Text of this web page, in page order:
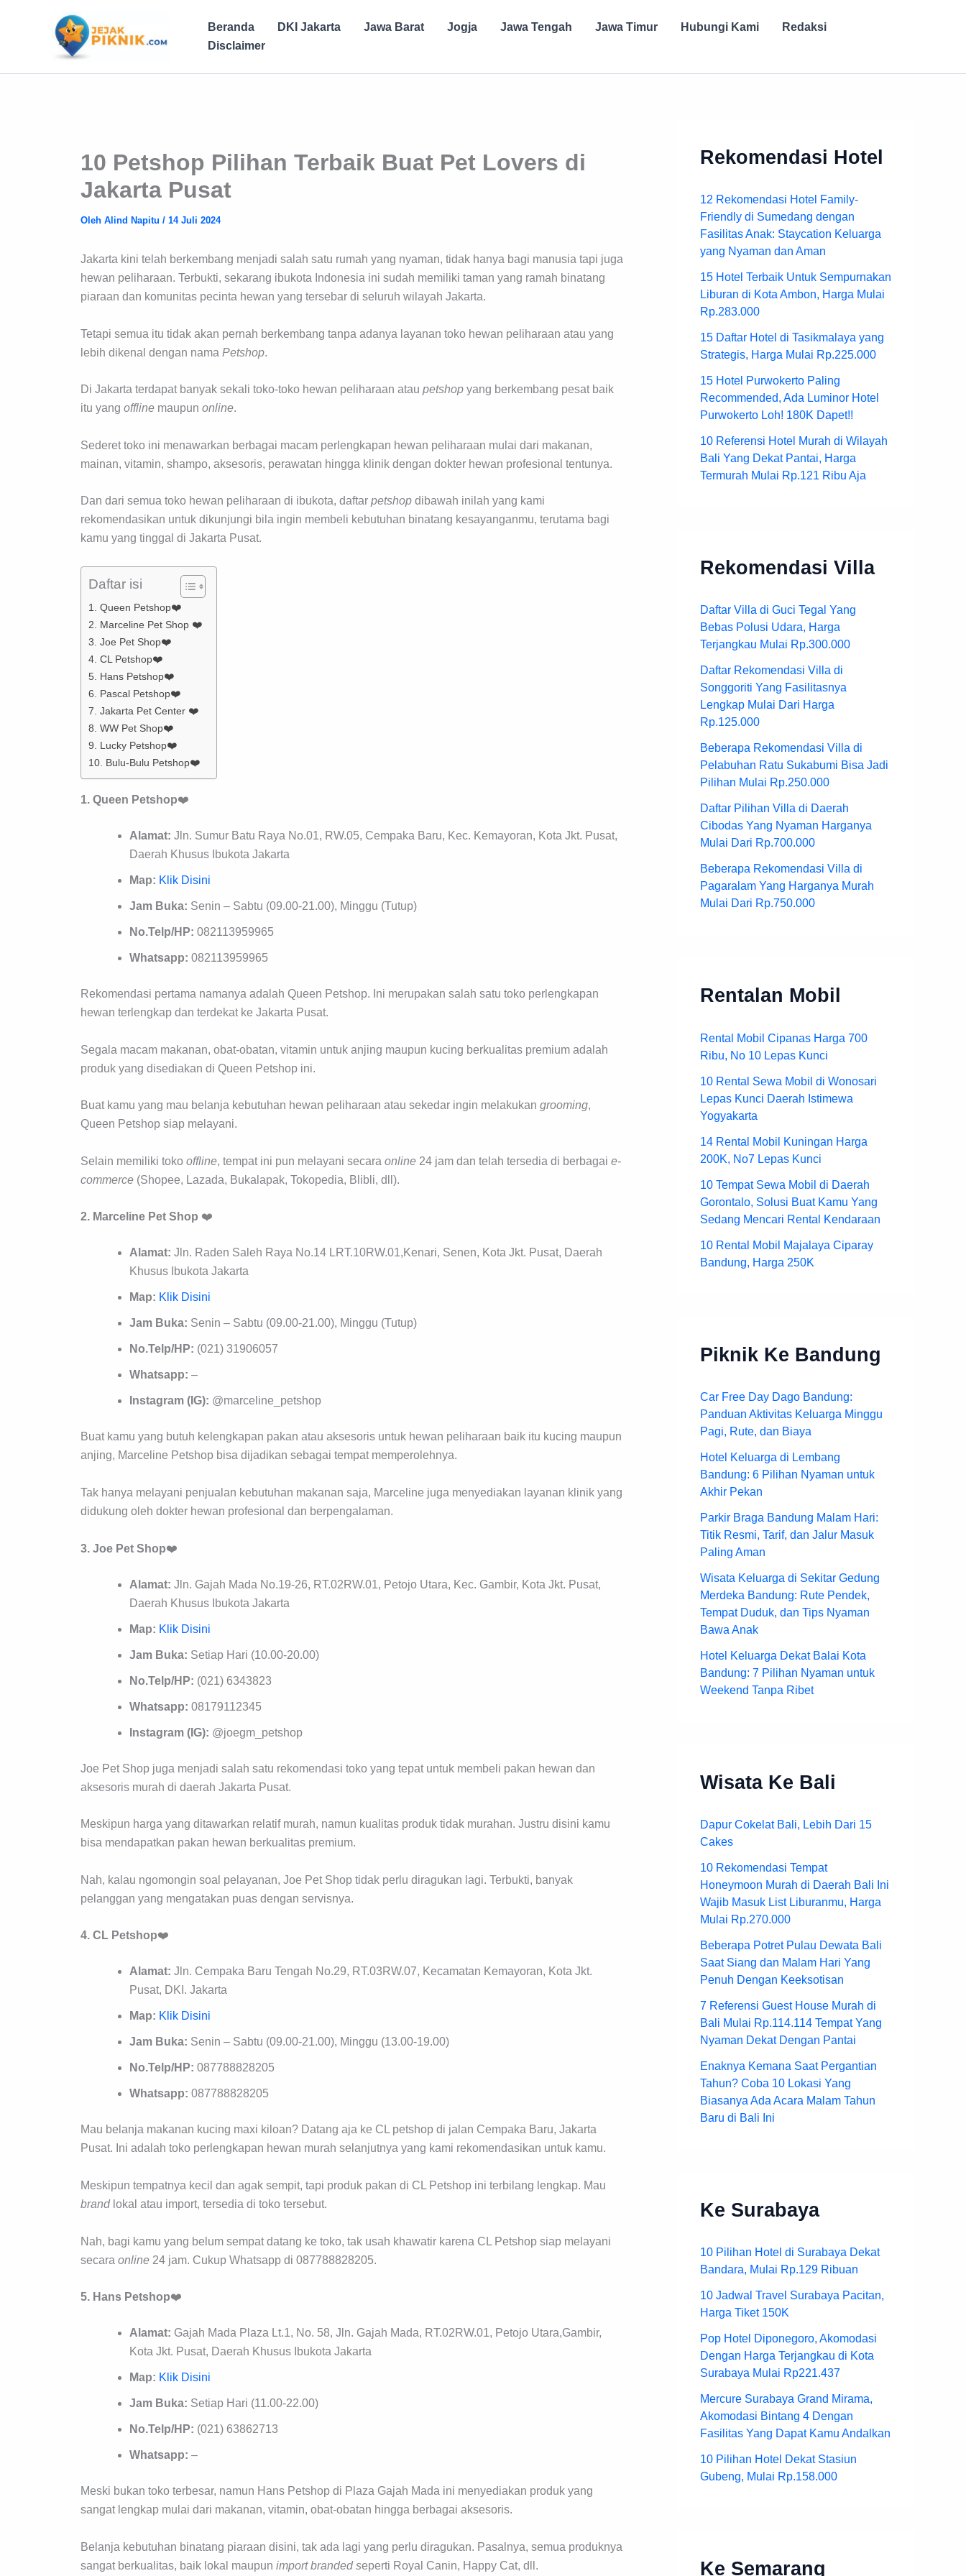
Beranda DKI Jakarta Jawa Barat Jogja Jawa Tengah Jawa Timur Hubungi Kami
Redaksi
Disclaimer
10 Petshop Pilihan Terbaik Buat Pet Lovers di
Jakarta Pusat
Oleh Alind Napitu / 14 Juli 2024
Jakarta kini telah berkembang menjadi salah satu rumah yang nyaman, tidak hanya bagi manusia tapi juga
hewan peliharaan. Terbukti, sekarang ibukota Indonesia ini sudah memiliki taman yang ramah binatang
piaraan dan komunitas pecinta hewan yang tersebar di seluruh wilayah Jakarta.
Tetapi semua itu tidak akan pernah berkembang tanpa adanya layanan toko hewan peliharaan atau yang
lebih dikenal dengan nama Petshop.
Di Jakarta terdapat banyak sekali toko-toko hewan peliharaan atau petshop yang berkembang pesat baik
itu yang offline maupun online.
Sederet toko ini menawarkan berbagai macam perlengkapan hewan peliharaan mulai dari makanan,
mainan, vitamin, shampo, aksesoris, perawatan hingga klinik dengan dokter hewan profesional tentunya.
Dan dari semua toko hewan peliharaan di ibukota, daftar petshop dibawah inilah yang kami
rekomendasikan untuk dikunjungi bila ingin membeli kebutuhan binatang kesayanganmu, terutama bagi
kamu yang tinggal di Jakarta Pusat.
Daftar isi
1. Queen Petshop❤️
2. Marceline Pet Shop ❤️
3. Joe Pet Shop❤️
4. CL Petshop❤️
5. Hans Petshop❤️
6. Pascal Petshop❤️
7. Jakarta Pet Center ❤️
8. WW Pet Shop❤️
9. Lucky Petshop❤️
10. Bulu-Bulu Petshop❤️
1. Queen Petshop❤️
Alamat: Jln. Sumur Batu Raya No.01, RW.05, Cempaka Baru, Kec. Kemayoran, Kota Jkt. Pusat,
Daerah Khusus Ibukota Jakarta
Map: Klik Disini
Jam Buka: Senin – Sabtu (09.00-21.00), Minggu (Tutup)
No.Telp/HP: 082113959965
Whatsapp: 082113959965
Rekomendasi pertama namanya adalah Queen Petshop. Ini merupakan salah satu toko perlengkapan
hewan terlengkap dan terdekat ke Jakarta Pusat.
Segala macam makanan, obat-obatan, vitamin untuk anjing maupun kucing berkualitas premium adalah
produk yang disediakan di Queen Petshop ini.
Buat kamu yang mau belanja kebutuhan hewan peliharaan atau sekedar ingin melakukan grooming,
Queen Petshop siap melayani.
Selain memiliki toko offline, tempat ini pun melayani secara online 24 jam dan telah tersedia di berbagai e-
commerce (Shopee, Lazada, Bukalapak, Tokopedia, Blibli, dll).
2. Marceline Pet Shop ❤️
Alamat: Jln. Raden Saleh Raya No.14 LRT.10RW.01,Kenari, Senen, Kota Jkt. Pusat, Daerah
Khusus Ibukota Jakarta
Map: Klik Disini
Jam Buka: Senin – Sabtu (09.00-21.00), Minggu (Tutup)
No.Telp/HP: (021) 31906057
Whatsapp: –
Instagram (IG): @marceline_petshop
Buat kamu yang butuh kelengkapan pakan atau aksesoris untuk hewan peliharaan baik itu kucing maupun
anjing, Marceline Petshop bisa dijadikan sebagai tempat memperolehnya.
Tak hanya melayani penjualan kebutuhan makanan saja, Marceline juga menyediakan layanan klinik yang
didukung oleh dokter hewan profesional dan berpengalaman.
3. Joe Pet Shop❤️
Alamat: Jln. Gajah Mada No.19-26, RT.02RW.01, Petojo Utara, Kec. Gambir, Kota Jkt. Pusat,
Daerah Khusus Ibukota Jakarta
Map: Klik Disini
Jam Buka: Setiap Hari (10.00-20.00)
No.Telp/HP: (021) 6343823
Whatsapp: 08179112345
Instagram (IG): @joegm_petshop
Joe Pet Shop juga menjadi salah satu rekomendasi toko yang tepat untuk membeli pakan hewan dan
aksesoris murah di daerah Jakarta Pusat.
Meskipun harga yang ditawarkan relatif murah, namun kualitas produk tidak murahan. Justru disini kamu
bisa mendapatkan pakan hewan berkualitas premium.
Nah, kalau ngomongin soal pelayanan, Joe Pet Shop tidak perlu diragukan lagi. Terbukti, banyak
pelanggan yang mengatakan puas dengan servisnya.
4. CL Petshop❤️
Alamat: Jln. Cempaka Baru Tengah No.29, RT.03RW.07, Kecamatan Kemayoran, Kota Jkt.
Pusat, DKI. Jakarta
Map: Klik Disini
Jam Buka: Senin – Sabtu (09.00-21.00), Minggu (13.00-19.00)
No.Telp/HP: 087788828205
Whatsapp: 087788828205
Mau belanja makanan kucing maxi kiloan? Datang aja ke CL petshop di jalan Cempaka Baru, Jakarta
Pusat. Ini adalah toko perlengkapan hewan murah selanjutnya yang kami rekomendasikan untuk kamu.
Meskipun tempatnya kecil dan agak sempit, tapi produk pakan di CL Petshop ini terbilang lengkap. Mau
brandlokal atau import, tersedia di toko tersebut.
Nah, bagi kamu yang belum sempat datang ke toko, tak usah khawatir karena CL Petshop siap melayani
secara online 24 jam. Cukup Whatsapp di 087788828205.
5. Hans Petshop❤️
Alamat: Gajah Mada Plaza Lt.1, No. 58, Jln. Gajah Mada, RT.02RW.01, Petojo Utara,Gambir,
Kota Jkt. Pusat, Daerah Khusus Ibukota Jakarta
Map: Klik Disini
Jam Buka: Setiap Hari (11.00-22.00)
No.Telp/HP: (021) 63862713
Whatsapp: –
Meski bukan toko terbesar, namun Hans Petshop di Plaza Gajah Mada ini menyediakan produk yang
sangat lengkap mulai dari makanan, vitamin, obat-obatan hingga berbagai aksesoris.
Belanja kebutuhan binatang piaraan disini, tak ada lagi yang perlu diragukan. Pasalnya, semua produknya
sangat berkualitas, baik lokal maupun importbranded seperti Royal Canin, Happy Cat, dll.
Rekomendasi Hotel
12 Rekomendasi Hotel Family-
Friendly di Sumedang dengan
Fasilitas Anak: Staycation Keluarga
yang Nyaman dan Aman
15 Hotel Terbaik Untuk Sempurnakan
Liburan di Kota Ambon, Harga Mulai
Rp.283.000
15 Daftar Hotel di Tasikmalaya yang
Strategis, Harga Mulai Rp.225.000
15 Hotel Purwokerto Paling
Recommended, Ada Luminor Hotel
Purwokerto Loh! 180K Dapet!!
10 Referensi Hotel Murah di Wilayah
Bali Yang Dekat Pantai, Harga
Termurah Mulai Rp.121 Ribu Aja
Rekomendasi Villa
Daftar Villa di Guci Tegal Yang
Bebas Polusi Udara, Harga
Terjangkau Mulai Rp.300.000
Daftar Rekomendasi Villa di
Songgoriti Yang Fasilitasnya
Lengkap Mulai Dari Harga
Rp.125.000
Beberapa Rekomendasi Villa di
Pelabuhan Ratu Sukabumi Bisa Jadi
Pilihan Mulai Rp.250.000
Daftar Pilihan Villa di Daerah
Cibodas Yang Nyaman Harganya
Mulai Dari Rp.700.000
Beberapa Rekomendasi Villa di
Pagaralam Yang Harganya Murah
Mulai Dari Rp.750.000
Rentalan Mobil
Rental Mobil Cipanas Harga 700
Ribu, No 10 Lepas Kunci
10 Rental Sewa Mobil di Wonosari
Lepas Kunci Daerah Istimewa
Yogyakarta
14 Rental Mobil Kuningan Harga
200K, No7 Lepas Kunci
10 Tempat Sewa Mobil di Daerah
Gorontalo, Solusi Buat Kamu Yang
Sedang Mencari Rental Kendaraan
10 Rental Mobil Majalaya Ciparay
Bandung, Harga 250K
Piknik Ke Bandung
Car Free Day Dago Bandung:
Panduan Aktivitas Keluarga Minggu
Pagi, Rute, dan Biaya
Hotel Keluarga di Lembang
Bandung: 6 Pilihan Nyaman untuk
Akhir Pekan
Parkir Braga Bandung Malam Hari:
Titik Resmi, Tarif, dan Jalur Masuk
Paling Aman
Wisata Keluarga di Sekitar Gedung
Merdeka Bandung: Rute Pendek,
Tempat Duduk, dan Tips Nyaman
Bawa Anak
Hotel Keluarga Dekat Balai Kota
Bandung: 7 Pilihan Nyaman untuk
Weekend Tanpa Ribet
Wisata Ke Bali
Dapur Cokelat Bali, Lebih Dari 15
Cakes
10 Rekomendasi Tempat
Honeymoon Murah di Daerah Bali Ini
Wajib Masuk List Liburanmu, Harga
Mulai Rp.270.000
Beberapa Potret Pulau Dewata Bali
Saat Siang dan Malam Hari Yang
Penuh Dengan Keeksotisan
7 Referensi Guest House Murah di
Bali Mulai Rp.114.114 Tempat Yang
Nyaman Dekat Dengan Pantai
Enaknya Kemana Saat Pergantian
Tahun? Coba 10 Lokasi Yang
Biasanya Ada Acara Malam Tahun
Baru di Bali Ini
Ke Surabaya
10 Pilihan Hotel di Surabaya Dekat
Bandara, Mulai Rp.129 Ribuan
10 Jadwal Travel Surabaya Pacitan,
Harga Tiket 150K
Pop Hotel Diponegoro, Akomodasi
Dengan Harga Terjangkau di Kota
Surabaya Mulai Rp221.437
Mercure Surabaya Grand Mirama,
Akomodasi Bintang 4 Dengan
Fasilitas Yang Dapat Kamu Andalkan
10 Pilihan Hotel Dekat Stasiun
Gubeng, Mulai Rp.158.000
Ke Semarang